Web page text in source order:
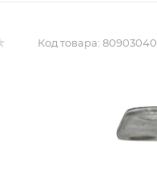
Код товара: 80903040